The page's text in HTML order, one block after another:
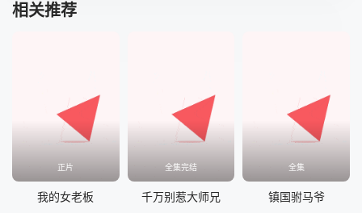
相关推荐
正片
我的女老板
全集完结
千万别惹大师兄
全集
镇国驸马爷